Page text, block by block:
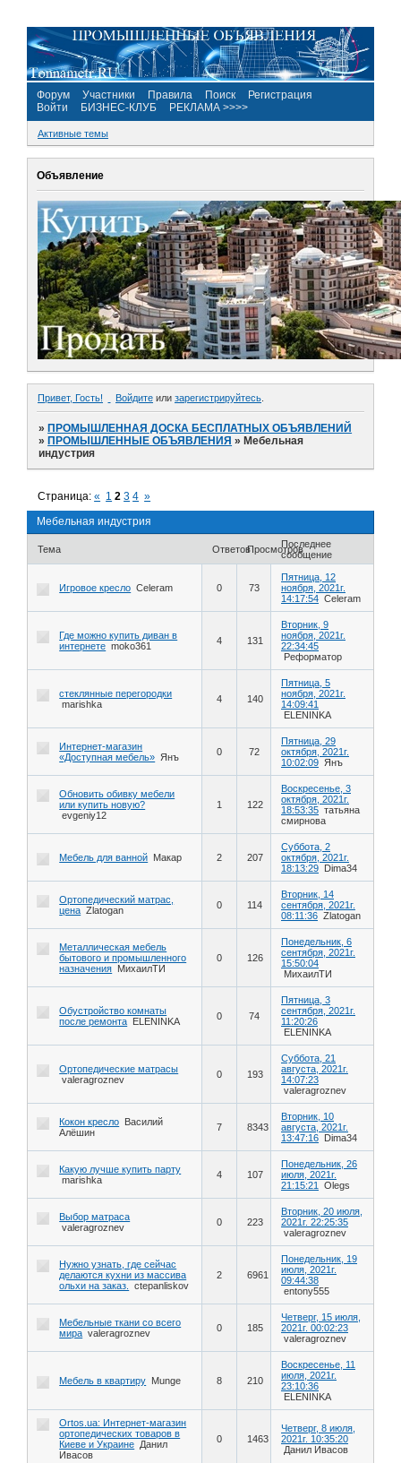
Форум Участники Правила Поиск
Регистрация
Войти
БИЗНЕС-КЛУБ РЕКЛАМА >>>>
Активные темы
Объявление
Привет, Гость! Войдите или зарегистрируйтесь
»ПРОМЫШЛЕННАЯ ДОСКА БЕСПЛАТНЫХ ОБЪЯВЛЕНИЙ
»ПРОМЫШЛЕННЫЕ ОБЪЯВЛЕНИЯ »Мебельная
индустрия
Мебельная индустрия
Страница:« 1 2 3 4 »
Тема ОтветовПросмотровПоследнее
сообщение
Игровое кресло Celeram 0 73
Пятница, 12
ноября, 2021г.
14:17:54 Celeram
Где можно купить диван в
интернете moko361 4 131
Вторник, 9
ноября, 2021г.
22:34:45
Реформатор
стеклянные перегородки
marishka
4 140
Пятница, 5
ноября, 2021г.
14:09:41
ELENINKA
Интернет-магазин
«Доступная мебель» Янъ 0 72
Пятница, 29
октября, 2021г.
10:02:09 Янъ
Обновить обивку мебели
или купить новую?
evgeniy12
1 122
Воскресенье, 3
октября, 2021г.
18:53:35 татьяна
смирнова
Мебель для ванной Макар 2 207
Суббота, 2
октября, 2021г.
18:13:29 Dima34
Ортопедический матрас,
цена Zlatogan 0 114
Вторник, 14
сентября, 2021г.
08:11:36 Zlatogan
Металлическая мебель
бытового и промышленного
назначения МихаилТИ
0 126
Понедельник, 6
сентября, 2021г.
15:50:04
МихаилТИ
Обустройство комнаты
после ремонта ELENINKA 0 74
Пятница, 3
сентября, 2021г.
11:20:26
ELENINKA
Ортопедические матрасы
valeragroznev
0 193
Суббота, 21
августа, 2021г.
14:07:23
valeragroznev
Кокон кресло Василий
Алёшин
7 8343
Вторник, 10
августа, 2021г.
13:47:16 Dima34
Какую лучше купить парту
marishka
4 107
Понедельник, 26
июля, 2021г.
21:15:21
Olegs
Выбор матраса
valeragroznev
0 223
Вторник, 20 июля,
2021г. 22:25:35
valeragroznev
Нужно узнать, где сейчас
делаются кухни из массива
ольхи на заказ.
ctepanliskov
2 6961
Понедельник, 19
июля, 2021г.
09:44:38
entony555
Мебельные ткани со всего
мира valeragroznev 0 185
Четверг, 15 июля,
2021г. 00:02:23
valeragroznev
Мебель в квартиру Munge 8 210
Воскресенье, 11
июля, 2021г.
23:10:36
ELENINKA
Ortos.ua: Интернет-магазин
ортопедических товаров в
Киеве и Украине Данил
Ивасов
0 1463
Четверг, 8 июля,
2021г. 10:35:20
Данил Ивасов